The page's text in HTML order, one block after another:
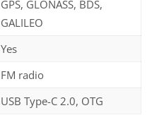
GPS, GLONASS, BDS,
GALILEO
Yes
FM radio
USB Type-C 2.0, OTG